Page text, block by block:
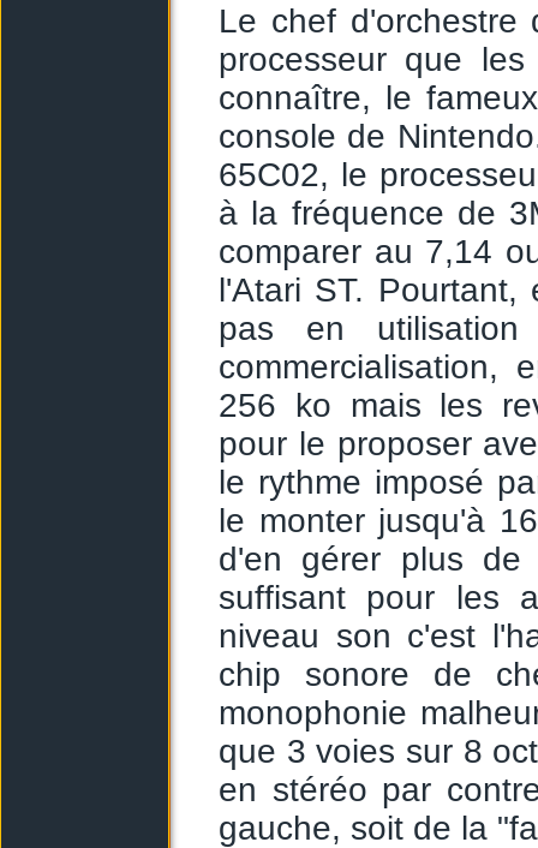
Le chef
processeur que
connaître, le
console de
65C02, le
à la fréquence de
comparer au 7,14
l'Atari ST.
pas en
commercialisation,
256 ko mais les
pour le proposer
le rythme imposé
le monter jusqu'à
d'en gérer plus
suffisant pour les
niveau son c'est
chip sonore de
monophonie
que 3 voies sur 8
en stéréo par
gauche, soit de la